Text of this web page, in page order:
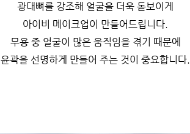
광대뼈를 강조해 얼굴을 더욱 돋보이게
아이비 메이크업이 만들어드립니다.
무용 중 얼굴이 많은 움직임을 겪기 때문에
윤곽을 선명하게 만들어 주는 것이 중요합니다.